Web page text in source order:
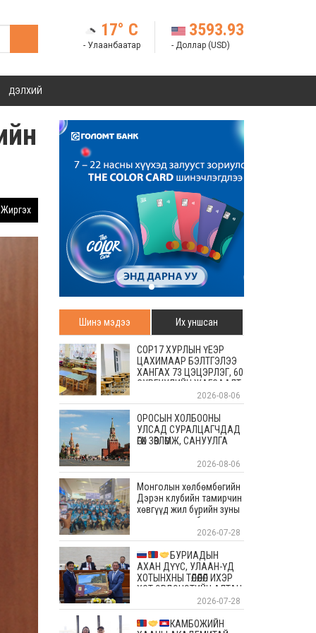
17° C
- Улаанбаатар
3593.93
- Доллар (USD)
ДЭЛХИЙ
Жиргэх
Шинэ мэдээ Их уншсан
COP17 ХУРЛЫН ҮЕЭР
ЦАХИМААР БЭЛТГЭЛЭЭ
ХАНГАХ 73 ЦЭЦЭРЛЭГ, 60
СУРГУУЛИЙН ЖАГСААЛТ
2026-08-06
ОРОСЫН ХОЛБООНЫ
УЛСАД СУРАЛЦАГЧДАД
ӨГӨХ ЗӨВЛӨМЖ, САНУУЛГА
2026-08-06
Монголын хөлбөмбөгийн
Дэрэн клубийн тамирчин
хөвгүүд жил бүрийн зуны
энэ өдрүүдэд болдог
уламжлалт Скандиновын
орнуудын тэмцээндээ
оролцоод ирлээ
2026-07-28
БУРИАДЫН
АХАН ДҮҮС, УЛААН-ҮД
ХОТЫНХНЫ ТӨЛӨӨЛӨЛ ИХЭР
ХОТ ЭРДЭНЭТИЙН АЛТАН
ОЙД БАЯР ХҮРГЭЛЭЭ
2026-07-28
КАМБОЖИЙН